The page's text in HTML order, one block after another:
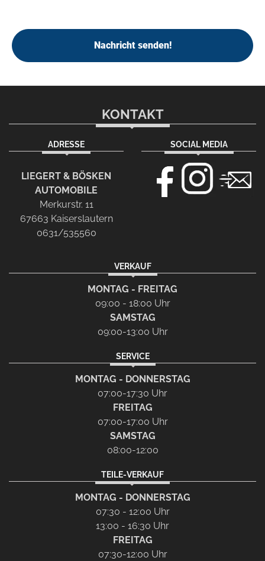
Nachricht senden!
KONTAKT
ADRESSE
LIEGERT & BÖSKEN
AUTOMOBILE
Merkurstr. 11
67663 Kaiserslautern
0631/535560
SOCIAL MEDIA
VERKAUF
MONTAG - FREITAG
09:00 - 18:00 Uhr
SAMSTAG
09:00-13:00 Uhr
SERVICE
MONTAG - DONNERSTAG
07:00-17:30 Uhr
FREITAG
07:00-17:00 Uhr
SAMSTAG
08:00-12:00
TEILE-VERKAUF
MONTAG - DONNERSTAG
07:30 - 12:00 Uhr
13:00 - 16:30 Uhr
FREITAG
07:30-12:00 Uhr